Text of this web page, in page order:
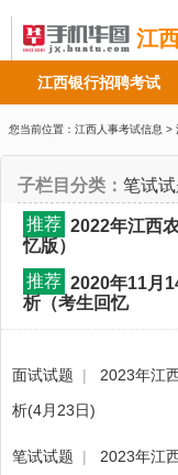
江
江西银行招聘考试
您当前位置： 江西人事考试信息 >
子栏目分类： 笔试
推荐 2022年江西
忆版）
推荐 2020年11月
析（考生回忆
面试试题 |
2023年江
析(4月23日)
笔试试题 |
2023年江